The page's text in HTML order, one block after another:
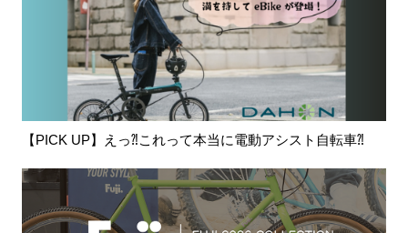
【PICK UP】えっ⁈これって本当に電動アシスト自転車⁈